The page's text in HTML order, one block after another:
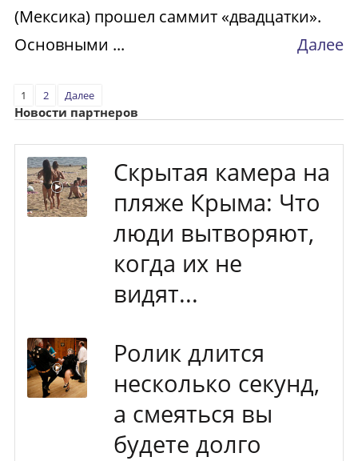
(Мексика) прошел саммит «двадцатки».
Основными ...
Далее
1 2 Далее
Новости партнеров
Скрытая камера на
пляже Крыма: Что
люди вытворяют,
когда их не
видят...
Ролик длится
несколько секунд,
а смеяться вы
будете долго